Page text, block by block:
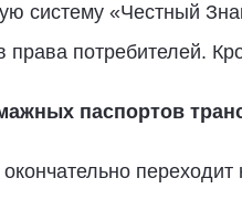
систему «Честный
потребителей.
паспортов